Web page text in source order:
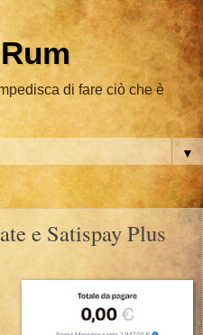
di fare ciò che è
▼
e Satispay Plus